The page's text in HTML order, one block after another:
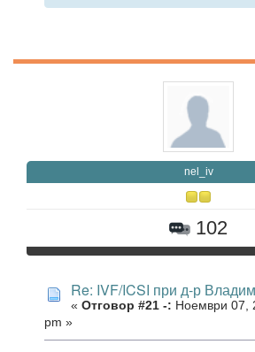
nel_iv
102
Re: IVF/ICSI при д-р
« Отговор #21 -: Ноември 07,
pm »